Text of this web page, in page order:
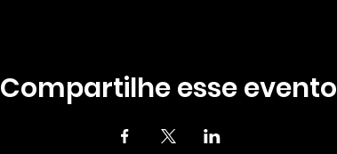
Compartilhe esse evento